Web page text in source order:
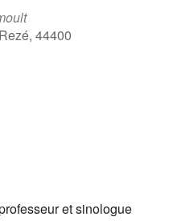
44400
et sinologue